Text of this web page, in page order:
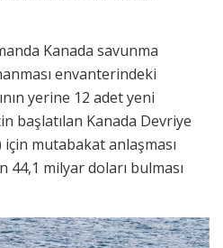
Kanada savunma
envanterindeki
yerine 12 adet yeni
başlatılan Kanada Devriye
için mutabakat anlaşması
44,1 milyar doları bulması